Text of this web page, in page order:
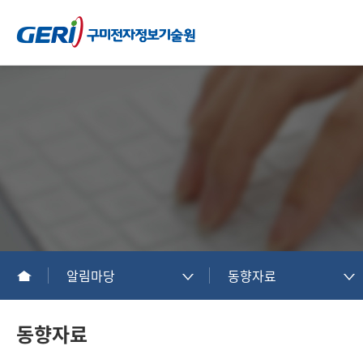
알림마당 동향자료
동향자료